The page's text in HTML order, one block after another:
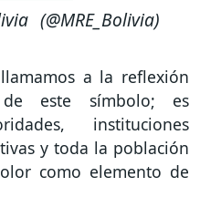
(@MRE_Bolivia)
a la reflexión
este símbolo; es
instituciones
y toda la población
como elemento de